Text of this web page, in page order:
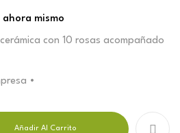
mismo
con 10 rosas acompañado
•
Añadir Al Carrito